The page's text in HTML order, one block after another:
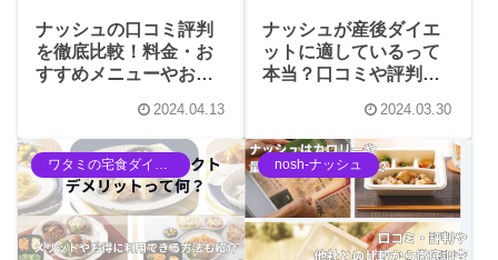
ナッシュの口コミ評判
を徹底比較！料金・お
すすめメニューやお得
2024.04.13
ナッシュが産後ダイエ
ットに適しているって
本当？口コミや評判を
2024.03.30
ワタミの宅食ダイレクト nosh-ナッシュ